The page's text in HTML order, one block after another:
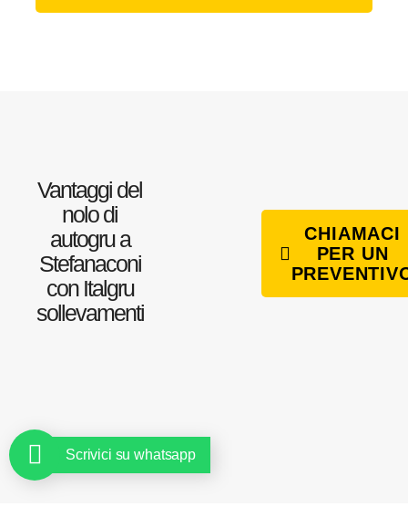
Vantaggi del
nolo di
autogru a
Stefanaconi
con Italgru
sollevamenti
CHIAMACI
PER UN
Scrivici su whatsapp